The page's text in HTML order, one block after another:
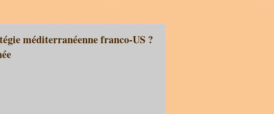
méditerranéenne franco-US ?